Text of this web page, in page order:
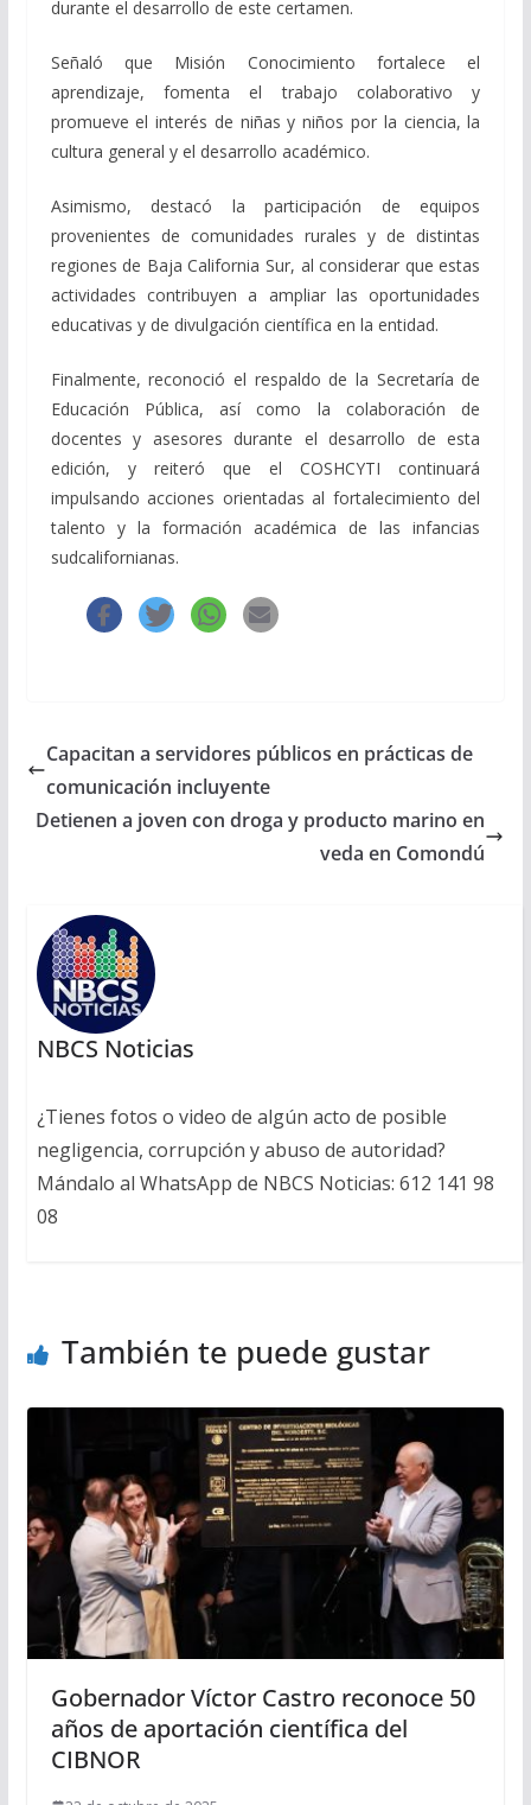
durante el desarrollo de este certamen.
Señaló que Misión Conocimiento fortalece el
aprendizaje, fomenta el trabajo colaborativo y
promueve el interés de niñas y niños por la ciencia, la
cultura general y el desarrollo académico.
Asimismo, destacó la participación de equipos
provenientes de comunidades rurales y de distintas
regiones de Baja California Sur, al considerar que estas
actividades contribuyen a ampliar las oportunidades
educativas y de divulgación científica en la entidad.
Finalmente, reconoció el respaldo de la Secretaría de
Educación Pública, así como la colaboración de
docentes y asesores durante el desarrollo de esta
edición, y reiteró que el COSHCYTI continuará
impulsando acciones orientadas al fortalecimiento del
talento y la formación académica de las infancias
sudcalifornianas.
Capacitan a servidores públicos en prácticas de
comunicación incluyente
Detienen a joven con droga y producto marino en
veda en Comondú
NBCS Noticias
¿Tienes fotos o video de algún acto de posible
negligencia, corrupción y abuso de autoridad?
Mándalo al WhatsApp de NBCS Noticias: 612 141 98
08
También te puede gustar
Gobernador Víctor Castro reconoce 50
años de aportación científica del
CIBNOR